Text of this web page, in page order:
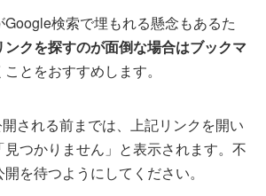
検索で埋もれる懸念もあるた
ンクを探すのが面倒な場合はブックマ
ことをおすすめします。
される前までは、上記リンクを開い
つかりません」と表示されます。不
を待つようにしてください。